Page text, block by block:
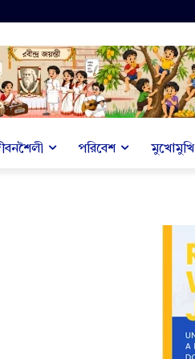
পরিবেশ মুখোমুখি